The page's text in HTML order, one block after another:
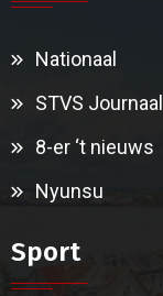
Nationaal
STVS Journaal
8-er ‘t nieuws
Nyunsu
Sport